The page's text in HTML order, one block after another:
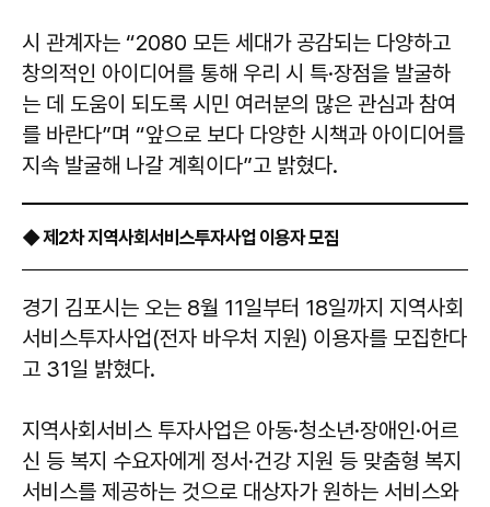
시 관계자는 “2080 모든 세대가 공감되는 다양하고
창의적인 아이디어를 통해 우리 시 특·장점을 발굴하
는 데 도움이 되도록 시민 여러분의 많은 관심과 참여
를 바란다”며 “앞으로 보다 다양한 시책과 아이디어를
지속 발굴해 나갈 계획이다”고 밝혔다.
◆ 제2차 지역사회서비스투자사업 이용자 모집
경기 김포시는 오는 8월 11일부터 18일까지 지역사회
서비스투자사업(전자 바우처 지원) 이용자를 모집한다
고 31일 밝혔다.
지역사회서비스 투자사업은 아동·청소년·장애인·어르
신 등 복지 수요자에게 정서·건강 지원 등 맞춤형 복지
서비스를 제공하는 것으로 대상자가 원하는 서비스와